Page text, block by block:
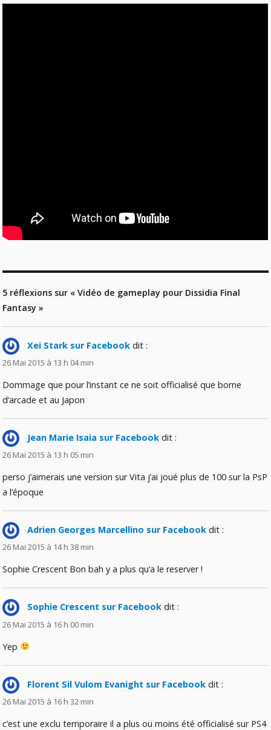
5 réflexions sur « Vidéo de gameplay pour Dissidia Final
Fantasy »
Xei Stark sur Facebook dit :
26 Mai 2015 à 13 h 04 min
Dommage que pour l’instant ce ne soit officialisé que borne
d’arcade et au Japon
Jean Marie Isaia sur Facebook dit :
26 Mai 2015 à 13 h 05 min
perso j’aimerais une version sur Vita j’ai joué plus de 100 sur la PsP
a l’époque
Adrien Georges Marcellino sur Facebook dit :
26 Mai 2015 à 14 h 38 min
Sophie Crescent Bon bah y a plus qu’a le reserver !
Sophie Crescent sur Facebook dit :
26 Mai 2015 à 16 h 00 min
Yep
Florent Sil Vulom Evanight sur Facebook dit :
26 Mai 2015 à 16 h 32 min
c’est une exclu temporaire il a plus ou moins été officialisé sur PS4